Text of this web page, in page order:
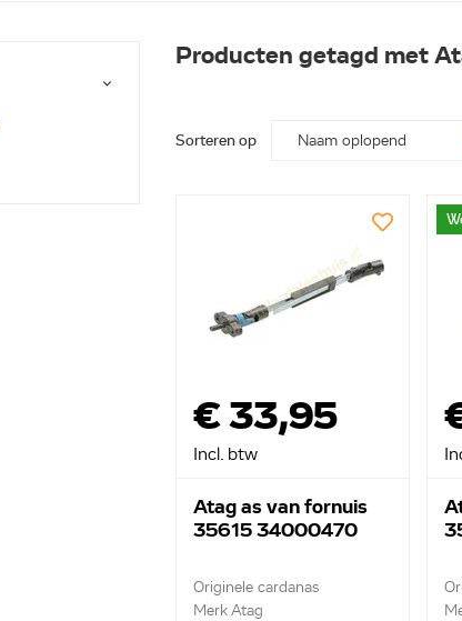
Producten getagd met
Sorteren op
€ 33,95
Incl. btw
Atag as van fornuis
35615 34000470
Originele cardanas
Merk Atag